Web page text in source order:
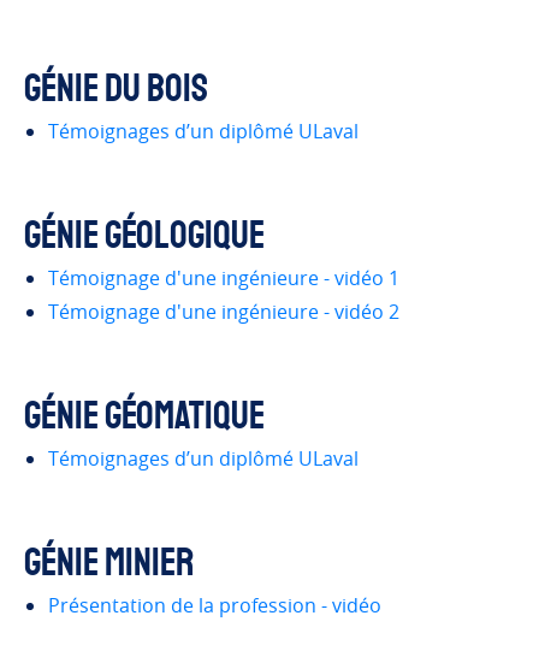
Génie du bois
Témoignages d’un diplômé ULaval
Génie géologique
Témoignage d'une ingénieure - vidéo 1
Témoignage d'une ingénieure - vidéo 2
Génie géomatique
Témoignages d’un diplômé ULaval
Génie minier
Présentation de la profession - vidéo